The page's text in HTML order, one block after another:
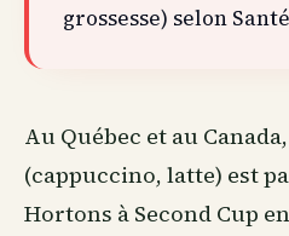
grossesse) selon
Au Québec et au Canada
(cappuccino, latte) est
Hortons à Second Cup